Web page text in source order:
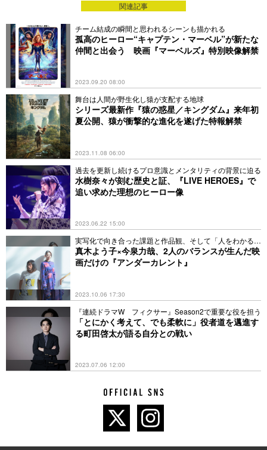
関連記事
チーム結成の瞬間と思われるシーンも描かれる
孤高のヒーロー“キャプテン・マーベル”が新たな
仲間と出会う 映画『マーベルズ』特別映像解禁
2023.09.20 08:00
舞台は人間が野生化し猿が支配する地球
シリーズ最新作『猿の惑星／キングダム』来年初
夏公開、猿が衝撃的な進化を遂げた特報解禁
2023.11.08 06:00
過去を更新し続けるプロ意識とメンタリティの背景に迫る
水樹奈々が刻む歴史と証、『LIVE HEROES』で
追い求めた理想のヒーロー像
2023.06.22 15:00
実写化で向き合った課題と作品観、そして「人をわかる」
とは
真木よう子×今泉力哉、2人のバランスが生んだ映
画だけの『アンダーカレント』
2023.10.06 17:30
『連続ドラマW フィクサー』Season2で重要な役を担う
「とにかく考えて、でも柔軟に」役者道を邁進す
る町田啓太が語る自分との戦い
2023.07.06 12:00